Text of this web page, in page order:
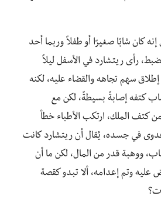
كان شابًا صغيرًا أو طفلاً وربما أحد
رأى ريتشارد في الأسفل ليلاً
سهم تجاهه والقضاء عليه، لكنه
كتفه إصابةً بسيطةً، لكن مع
كتف الملك، ارتكب الأطباء خطأ
عدوى في جسده، يُقال أن ريتشارد كانت
ووهبة قدر من المال، لكن ما أن
وتم إعدامه، ألا تبدو كقصة